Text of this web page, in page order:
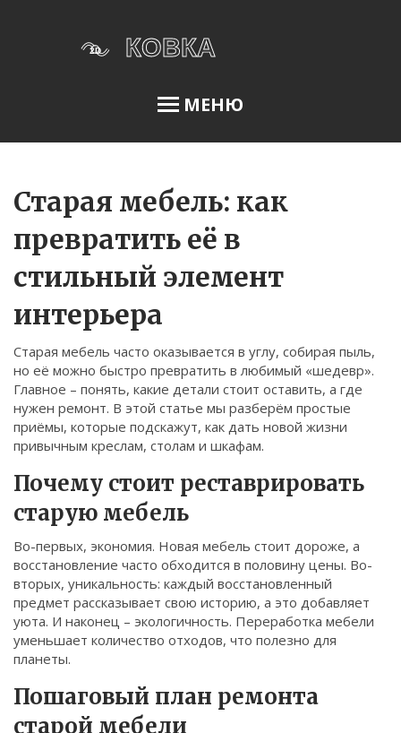
МЕНЮ
Меню
О нас
Условия использования
Политика конфиденциальности
ФЗ-152
Связаться
© 2026. Все права защищены.
Старая мебель: как
превратить её в
стильный элемент
интерьера
Старая мебель часто оказывается в углу, собирая пыль,
но её можно быстро превратить в любимый «шедевр».
Главное – понять, какие детали стоит оставить, а где
нужен ремонт. В этой статье мы разберём простые
приёмы, которые подскажут, как дать новой жизни
привычным креслам, столам и шкафам.
Почему стоит реставрировать
старую мебель
Во-первых, экономия. Новая мебель стоит дороже, а
восстановление часто обходится в половину цены. Во-
вторых, уникальность: каждый восстановленный
предмет рассказывает свою историю, а это добавляет
уюта. И наконец – экологичность. Переработка мебели
уменьшает количество отходов, что полезно для
планеты.
Пошаговый план ремонта
старой мебели